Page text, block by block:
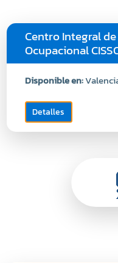
Centro Integral
Ocupacional
Disponible en:
Detalles